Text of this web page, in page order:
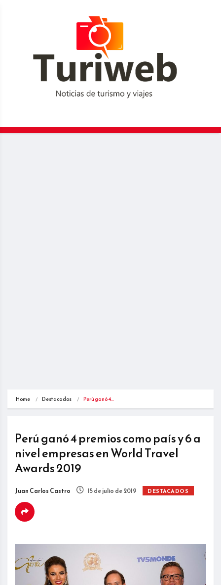
Home Destacados Perú ganó 4…
Perú ganó 4 premios como país y 6 a
nivel empresas en World Travel
Awards 2019
Juan Carlos Castro 15 de julio de 2019 DESTACADOS